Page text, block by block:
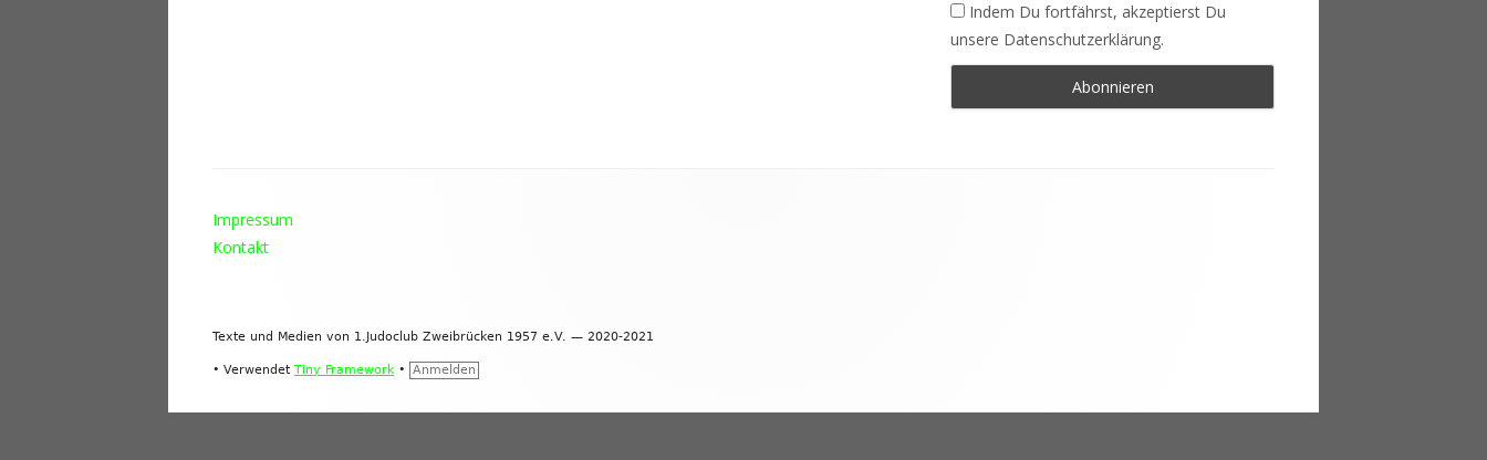
Indem Du fortfährst, akzeptierst Du
unsere Datenschutzerklärung.
Inhalt
Impressum
Kontakt
Texte und Medien von 1.Judoclub Zweibrücken 1957 e.V. — 2020-2021
• Verwendet Tiny Framework • Anmelden